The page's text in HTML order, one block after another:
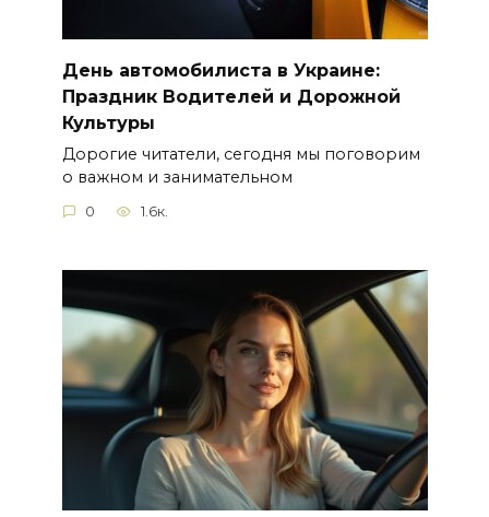
День автомобилиста в Украине:
Праздник Водителей и Дорожной
Культуры
Дорогие читатели, сегодня мы поговорим
о важном и занимательном
0 1.6к.